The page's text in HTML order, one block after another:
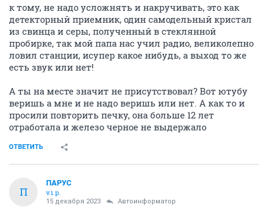
к тому, не надо усложнять и накручивать, это как
детекторный приемник, один самодельный кристал
из свинца и серы, полученный в стеклянной
пробирке, так мой папа нас учил радио, великолепно
ловил станции, исупер какое нибудь, а выход то же
есть звук или нет!
А ты на месте значит не присутствовал? Вот ютубу
веришь а мне и не надо веришь или нет. А как то и
просили повторить печку, она больше 12 лет
отработала и железо черное не выдержало
ОТВЕТИТЬ
П
ПАРУС
v.i.p.
15 декабря 2023 Автоинформатор